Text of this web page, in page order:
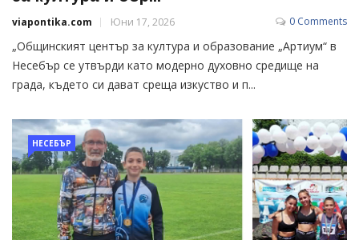
viapontika.com Юни 17, 2026 0 Comments
„Общинският център за култура и образование „Артиум“ в
Несебър се утвърди като модерно духовно средище на
града, където си дават среща изкуство и п...
НЕСЕБЪР